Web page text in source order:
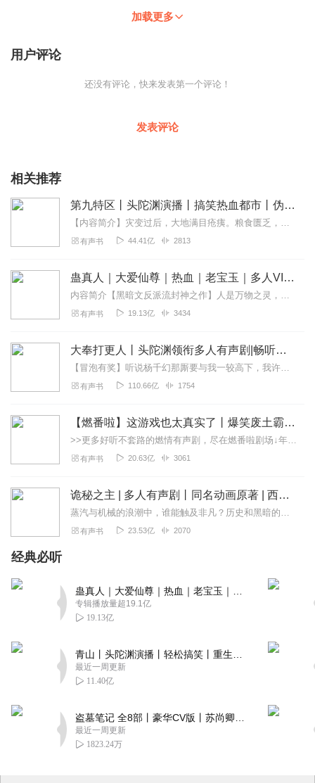
加载更多
用户评论
还没有评论，快来发表第一个评论！
发表评论
相关推荐
第九特区丨头陀渊演播丨搞笑热血都市丨伪戒丨VIP免费多人有声剧
【内容简介】灾变过后，大地满目疮痍。粮食匮乏，资源紧俏，局势混乱……一位从待规划区杀出来的青年，背对着漫天黄沙，孤身来到九区谋生，却不曾想偶然结识三五好友，一念...
有声书 44.41亿 2813
蛊真人｜大爱仙尊｜热血｜老宝玉｜多人VIP免费有声剧
内容简介【黑暗文反派流封神之作】人是万物之灵，蛊是天地真精。一个穿越者不断重生的故事。一个养蛊、炼蛊、用蛊的奇特世界。配音组（男角色）老宝玉旁白...
有声书 19.13亿 3434
大奉打更人丨头陀渊领衔多人有声剧|畅听全集|王鹤棣、田曦薇主演影视剧原著|卖报小郎君
【冒泡有奖】听说杨千幻那厮要与我一较高下，我许七安要开始装叉了！快进入声音播放页戳下方输入框，冒个泡偷偷告诉我，我要用哪些诗词才能胜过他？说得好的，有赏！202...
有声书 110.66亿 1754
【燃番啦】这游戏也太真实了丨爆笑废土霸榜神作丨紫襟剧社制作
>>更多好听不套路的燃情有声剧，尽在燃番啦剧场↓年度重磅推荐本专辑为VIP免费专辑每天上午10点5集更新，订阅可以听到最新内容哦！每周抽一个专辑五星优质评论送...
有声书 20.63亿 3061
诡秘之主 | 多人有声剧丨同名动画原著 | 西幻克苏鲁 | 乌贼作品
蒸汽与机械的浪潮中，谁能触及非凡？历史和黑暗的迷雾里，又是谁在耳语？我从诡秘中醒来，睁眼看见这个世界：枪械，大炮，巨舰，飞空艇，差分机；魔药，占卜，诅咒，倒吊人...
有声书 23.53亿 2070
经典必听
专辑播放量超19.1亿
19.13亿
最近一周更新
11.40亿
最近一周更新
1823.24万